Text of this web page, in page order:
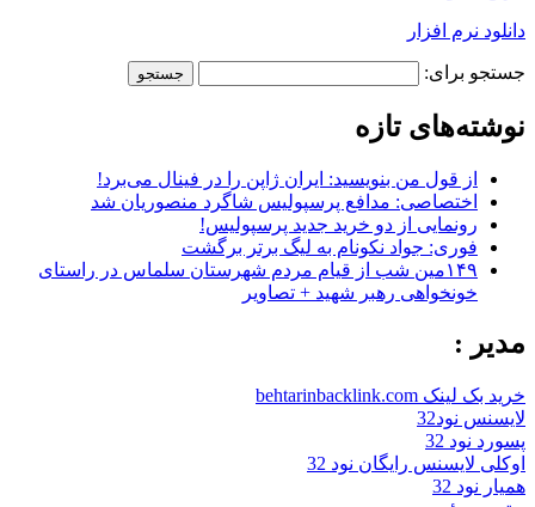
دانلود نرم افزار
جستجو برای:
نوشته‌های تازه
از قول من بنویسید: ایران ژاپن را در فینال می‌برد!
اختصاصی: مدافع پرسپولیس شاگرد منصوریان شد
رونمایی از دو خرید جدید پرسپولیس!
فوری: جواد نکونام به لیگ برتر برگشت
۱۴۹مین شب از قیام مردم شهرستان سلماس در راستای
خونخواهی رهبر شهید + تصاویر
مدیر :
خرید بک لینک behtarinbacklink.com
لایسنس نود32
پسورد نود 32
اوکلی لایسنس رایگان نود 32
همیار نود 32